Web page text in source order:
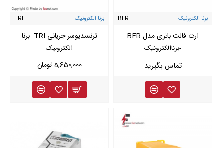
برنا الکترونیک BFR
ارت فالت باتری مدل BFR
-برناالکترونیک
برنا الکترونیک TRI
ترنسدیوسر جریانی TRI- برنا
الکترونیک
5,650,000 تومان